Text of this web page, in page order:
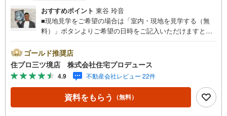
おすすめポイント 東谷 玲音
■現地見学をご希望の場合は「室内・現地を見学する（無
料）」ボタンよりご希望の日時をご記入いただけますとス
座間市エリアに強い！ 住プロは、大和市・綾瀬市・座間市
エリアの不動産売買専門会社です！最新物件情報や当社限
定で販売する物件情報も多数ございますので、お気軽にお
問合せ下さい！ -------------- 弊社独自の住宅ローン提案シス
テム 弊社ではファイナンシャル専門スタッフによる【丁寧
な資金アドバイス】【ファイナンシャルプラン提案書の作
ゴールド推奨店
住プロ三ツ境店 株式会社住宅プロデュース
4.9 不動産会社レビュー 22件
資料をもらう （無料）